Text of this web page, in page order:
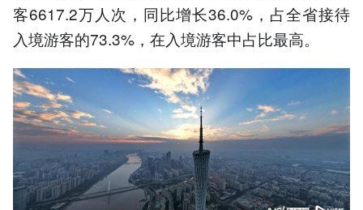
客6617.2万人次，同比增长36.0%，占全省接待
入境游客的73.3%，在入境游客中占比最高。